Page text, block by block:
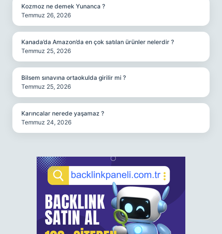
Kozmoz ne demek Yunanca ?
Temmuz 26, 2026
Kanada’da Amazon’da en çok satılan ürünler nelerdir ?
Temmuz 25, 2026
Bilsem sınavına ortaokulda girilir mi ?
Temmuz 25, 2026
Karıncalar nerede yaşamaz ?
Temmuz 24, 2026